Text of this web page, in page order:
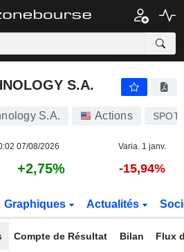
S.A.
S.A.
S.A. Actions SPOT
07/08/2026 Varia. 1 janv.
+2,75% -15,94%
Graphiques Actualités
Compte de Résultat Bilan Flux